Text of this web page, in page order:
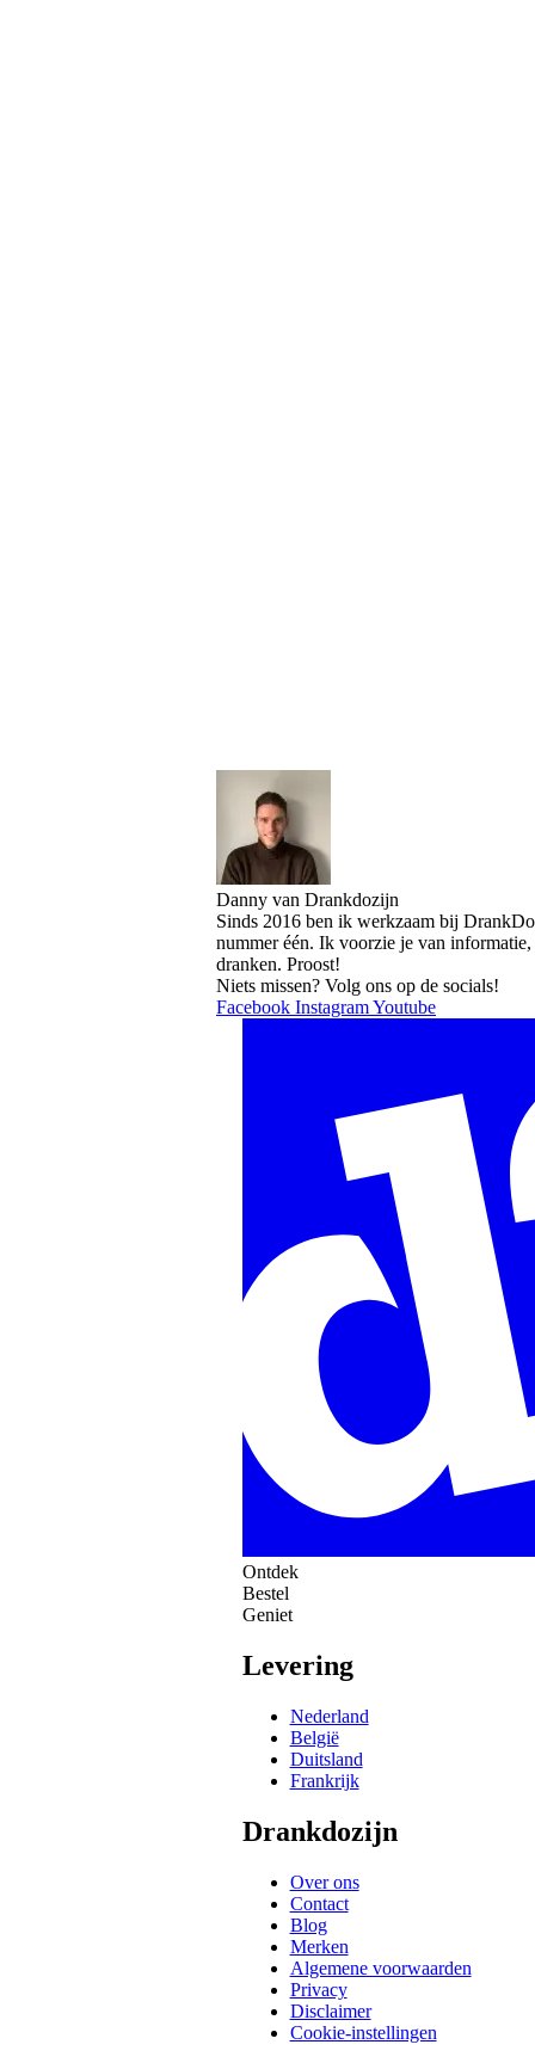
Danny van Drankdozijn
Sinds 2016 ben ik werkzaam bij
nummer één. Ik voorzie je van
dranken. Proost!
Niets missen? Volg ons op de socials!
Facebook InstagramYoutube
Ontdek
Bestel
Geniet
Levering
Nederland
België
Duitsland
Frankrijk
Drankdozijn
Over ons
Contact
Blog
Merken
Algemene voorwaarden
Privacy
Disclaimer
Cookie-instellingen